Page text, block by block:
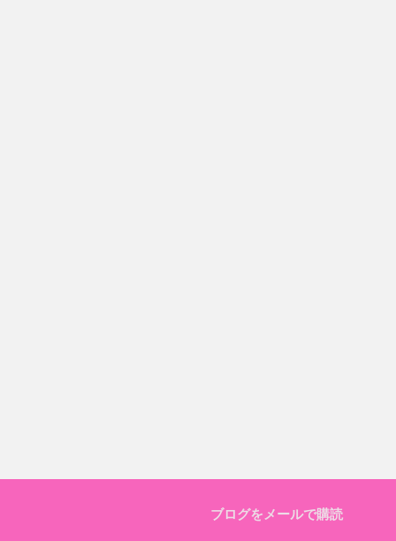
ブログをメールで購読